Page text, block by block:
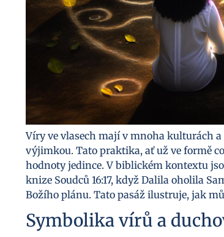
Víry ve vlasech mají v mnoha kulturách
výjimkou. Tato praktika, ať už ve formě
hodnoty jedince. V biblickém kontextu
knize Soudců 16:17, když Dalila oholila
Božího plánu. Tato pasáž ilustruje, jak
Symbolika vírů a